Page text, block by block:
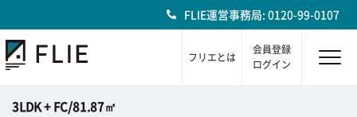
FLIE運営事務局: 0120-99-0107
フリエとは
会員登録
ログイン
3LDK + FC/81.87㎡